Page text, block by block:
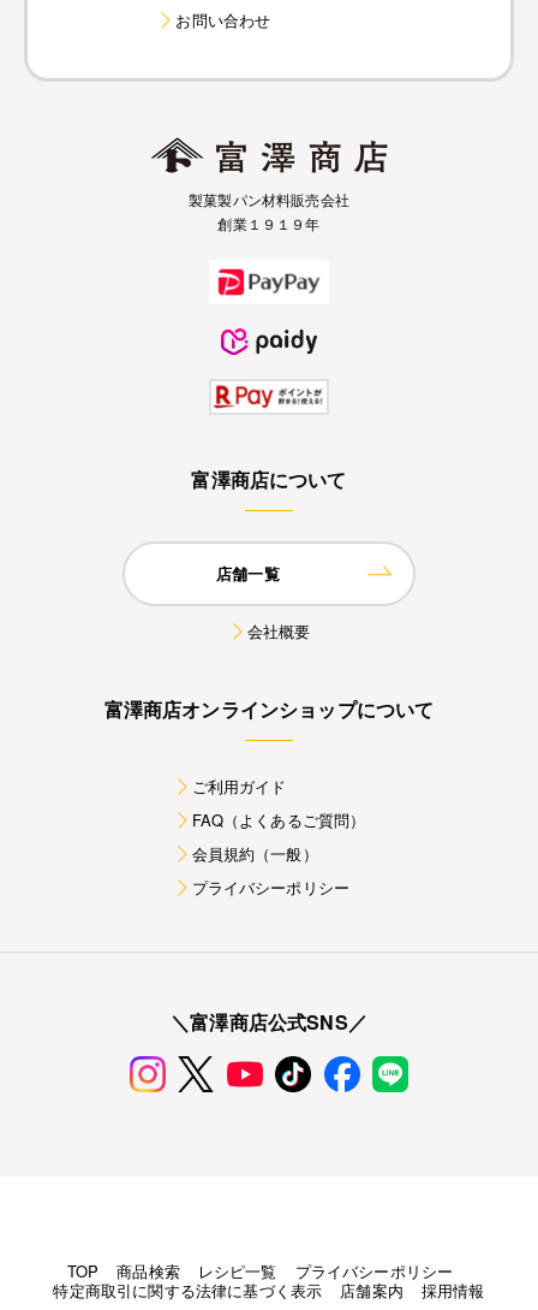
お問い合わせ
製菓製パン材料販売会社
創業１９１９年
富澤商店について
店舗一覧
会社概要
富澤商店オンラインショップについて
ご利用ガイド
FAQ（よくあるご質問）
会員規約（一般）
プライバシーポリシー
＼富澤商店公式SNS／
TOP 商品検索 レシピ一覧
プライバシーポリシー
特定商取引に関する法律に基づく表示
店舗案内 採用情報